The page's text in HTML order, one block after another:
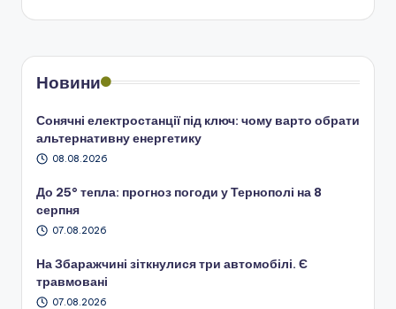
Новини
Сонячні електростанції під ключ: чому варто обрати
альтернативну енергетику
08.08.2026
До 25° тепла: прогноз погоди у Тернополі на 8
серпня
07.08.2026
На Збаражчині зіткнулися три автомобілі. Є
травмовані
07.08.2026